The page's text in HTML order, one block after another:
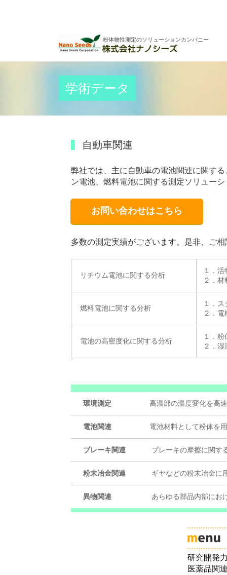
粉体物性測定のソリューションカンパニー
学術データ
自動車関連
弊社では、主に自動車の電池関連に関す
ン電池、燃料電池に関する測定ソリュー
お問い合わせはこちら
多数の測定実績がございます。是非、ご
リチウム電池に関する分析
１．
２．
燃料電池に関する分析
１．
２．
電池の高密度化に関する分析
１．
２．
環境測定 高温部の温度変化を高
電池関連 電池材料として粉体を
ブレーキ関連 ブレーキの摩擦に関す
粉末冶金関連 ギヤなどの粉末冶金に
異物関連 あらゆる部品内部にお
研究開発
医薬品関